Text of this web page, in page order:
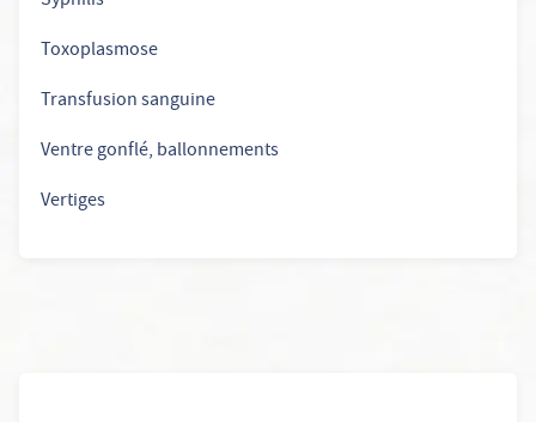
Toxoplasmose
Transfusion sanguine
Ventre gonflé, ballonnements
Vertiges